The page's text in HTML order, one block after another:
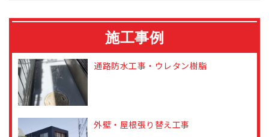
施工事例
通路防水工事・ウレタン樹脂
外壁・屋根張り替え工事